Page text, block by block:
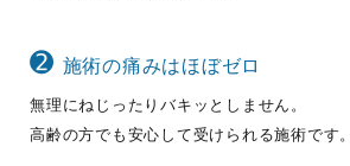
➋ 施術の痛みはほぼゼロ
無理にねじったりバキッとしません。
高齢の方でも安心して受けられる施術です。